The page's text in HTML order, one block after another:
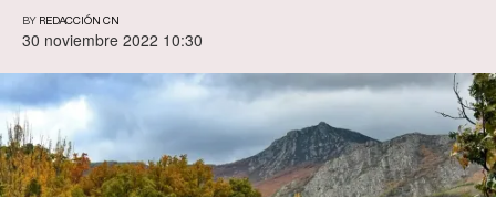
BY REDACCIÓN CN
30 noviembre 2022 10:30